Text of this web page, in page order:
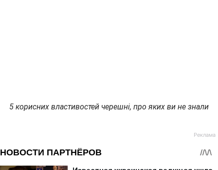
5 корисних властивостей черешні, про яких ви не знали